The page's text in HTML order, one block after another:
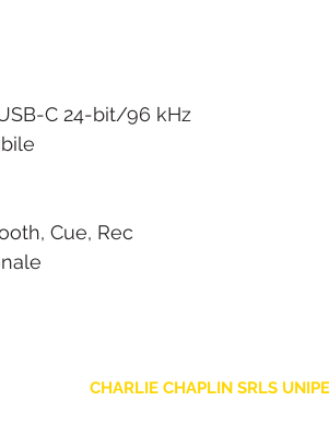
C 24-bit/96 kHz
Cue, Rec
CHARLIE CHAPLIN SRLS